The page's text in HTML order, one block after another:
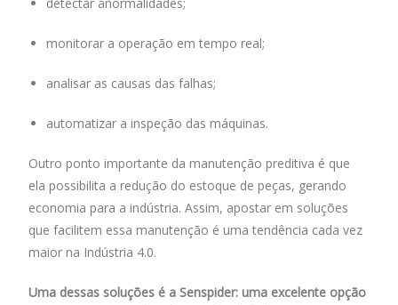
monitorar a operação em tempo real;
analisar as causas das falhas;
automatizar a inspeção das máquinas.
Outro ponto importante da manutenção preditiva é que
ela possibilita a redução do estoque de peças, gerando
economia para a indústria. Assim, apostar em soluções
que facilitem essa manutenção é uma tendência cada vez
maior na Indústria 4.0.
Uma dessas soluções é a Senspider: uma excelente opção